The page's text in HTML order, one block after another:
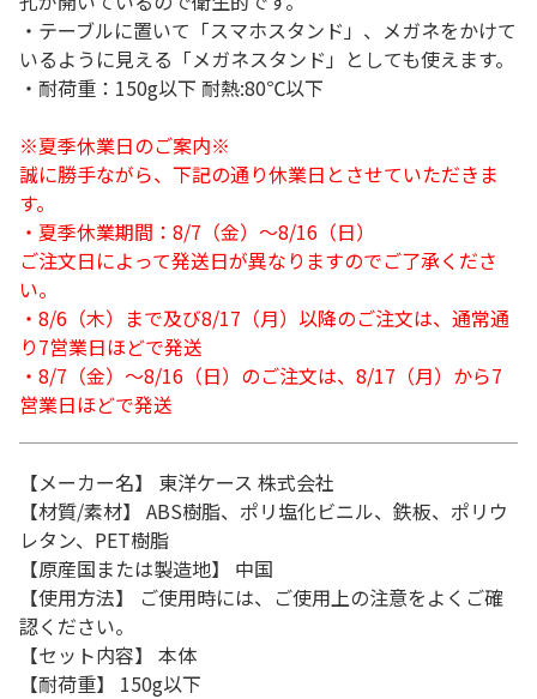
・テーブルに置いて「スマホスタンド」、メガネをかけて
いるように見える「メガネスタンド」としても使えます。
・耐荷重：150g以下 耐熱:80℃以下
※夏季休業日のご案内※
誠に勝手ながら、下記の通り休業日とさせていただきま
す。
・夏季休業期間：8/7（金）～8/16（日）
ご注文日によって発送日が異なりますのでご了承くださ
い。
・8/6（木）まで及び8/17（月）以降のご注文は、通常通
り7営業日ほどで発送
・8/7（金）～8/16（日）のご注文は、8/17（月）から7
営業日ほどで発送
【メーカー名】 東洋ケース 株式会社
【材質/素材】 ABS樹脂、ポリ塩化ビニル、鉄板、ポリウ
レタン、PET樹脂
【原産国または製造地】 中国
【使用方法】 ご使用時には、ご使用上の注意をよくご確
認ください。
【セット内容】 本体
【耐荷重】 150g以下